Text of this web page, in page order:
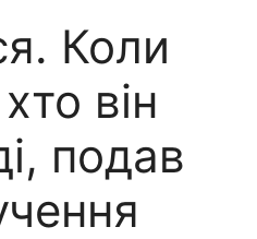
Коли
він
подав